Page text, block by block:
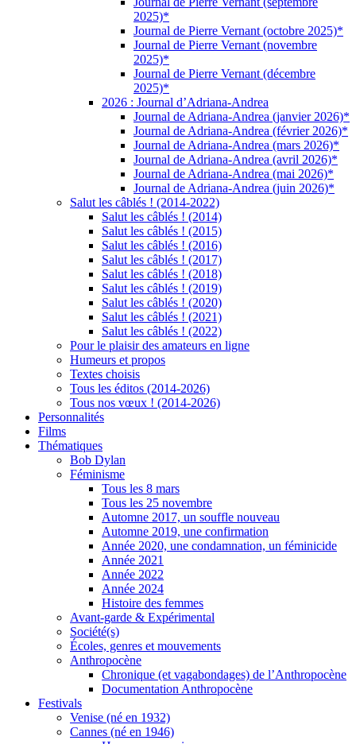
2025)*
Journal de Pierre Vernant (octobre 2025)*
Journal de Pierre Vernant (novembre
2025)*
Journal de Pierre Vernant (décembre
2025)*
2026 : Journal d’Adriana-Andrea
Journal de Adriana-Andrea (janvier 2026)*
Journal de Adriana-Andrea (février 2026)*
Journal de Adriana-Andrea (mars 2026)*
Journal de Adriana-Andrea (avril 2026)*
Journal de Adriana-Andrea (mai 2026)*
Journal de Adriana-Andrea (juin 2026)*
Salut les câblés ! (2014-2022)
Salut les câblés ! (2014)
Salut les câblés ! (2015)
Salut les câblés ! (2016)
Salut les câblés ! (2017)
Salut les câblés ! (2018)
Salut les câblés ! (2019)
Salut les câblés ! (2020)
Salut les câblés ! (2021)
Salut les câblés ! (2022)
Pour le plaisir des amateurs en ligne
Humeurs et propos
Textes choisis
Tous les éditos (2014-2026)
Tous nos vœux ! (2014-2026)
Personnalités
Films
Thématiques
Bob Dylan
Féminisme
Tous les 8 mars
Tous les 25 novembre
Automne 2017, un souffle nouveau
Automne 2019, une confirmation
Année 2020, une condamnation, un féminicide
Année 2021
Année 2022
Année 2024
Histoire des femmes
Avant-garde & Expérimental
Société(s)
Écoles, genres et mouvements
Anthropocène
Chronique (et vagabondages) de l’Anthropocène
Documentation Anthropocène
Festivals
Venise (né en 1932)
Cannes (né en 1946)